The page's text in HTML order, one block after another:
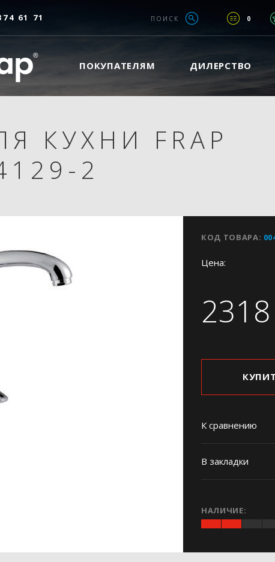
61 71 0
ПОИСК
ПОКУПАТЕЛЯМ ДИЛЕРСТВО
КУХНИ FRAP
2
КОД ТОВАРА:
Цена:
2318
К сравнению
В закладки
НАЛИЧИЕ: